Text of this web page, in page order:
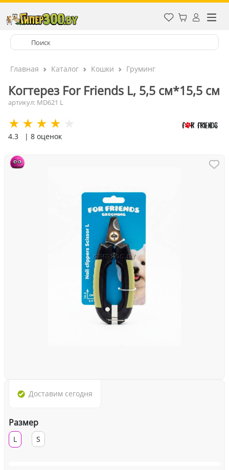
Главная Каталог Кошки Груминг
Когтерез For Friends L, 5,5 см*15,5 см
артикул: MD621 L
4.3 | 8 оценок
Доставим сегодня
Размер
L S